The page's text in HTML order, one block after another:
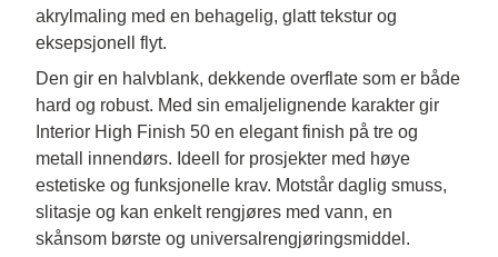
akrylmaling med en behagelig, glatt tekstur og
eksepsjonell flyt.
Den gir en halvblank, dekkende overflate som er både
hard og robust. Med sin emaljelignende karakter gir
Interior High Finish 50 en elegant finish på tre og
metall innendørs. Ideell for prosjekter med høye
estetiske og funksjonelle krav. Motstår daglig smuss,
slitasje og kan enkelt rengjøres med vann, en
skånsom børste og universalrengjøringsmiddel.